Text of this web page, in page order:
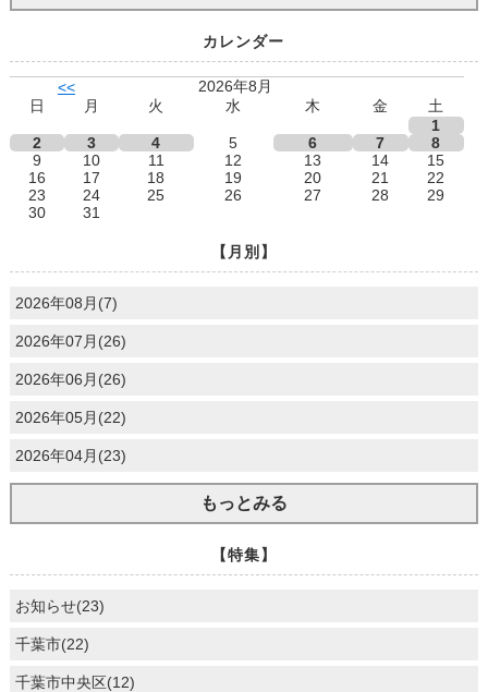
カレンダー
<<
2026年8月
日
月 火 水 木 金
土
1
2
3 4 5 6 7
8
9
10 11 12 13 14
15
16
17 18 19 20 21
22
23
24 25 26 27 28
29
30
31
【月別】
2026年08月(7)
2026年07月(26)
2026年06月(26)
2026年05月(22)
2026年04月(23)
もっとみる
【特集】
お知らせ(23)
千葉市(22)
千葉市中央区(12)